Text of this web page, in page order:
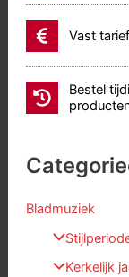
Vast
Bestel
Bladmuziek
Kerkelijk